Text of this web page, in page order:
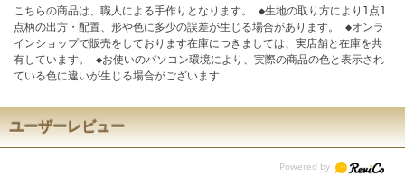
こちらの商品は、職人による手作りとなります。 ◆生地の取り方により1点1
点柄の出方・配置、形や色に多少の誤差が生じる場合があります。 ◆オンラ
インショップで販売をしております在庫につきましては、実店舗と在庫を共
有しています。 ◆お使いのパソコン環境により、実際の商品の色と表示され
ている色に違いが生じる場合がございます
ユーザーレビュー